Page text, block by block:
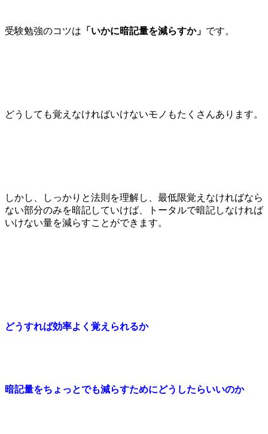
受験勉強のコツは 「いかに暗記量を減らすか」 です。
どうしても覚えなければいけないモノもたくさんあります。
しかし、しっかりと法則を理解し、最低限覚えなければなら
ない部分のみを暗記していけば、トータルで暗記しなければ
いけない量を減らすことができます。
どうすれば効率よく覚えられるか
暗記量をちょっとでも減らすためにどうしたらいいのか